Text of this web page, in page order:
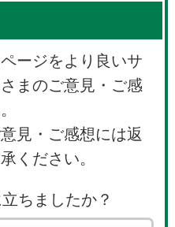
ージをより良いサ
まのご意見・ご感
見・ご感想には返
ください。
ちましたか？